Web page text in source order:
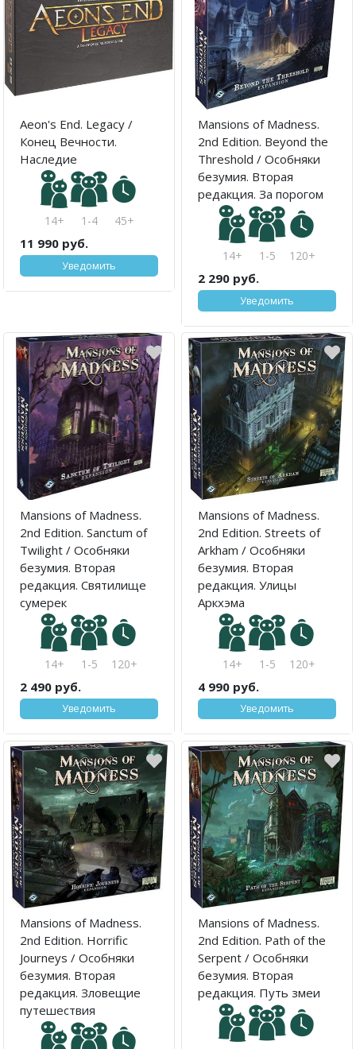
Aeon's End. Legacy /
Конец Вечности.
Наследие
14+ 1-4 45+
11 990 руб.
Уведомить
Mansions of Madness.
2nd Edition. Beyond the
Threshold / Особняки
безумия. Вторая
редакция. За порогом
14+ 1-5 120+
2 290 руб.
Уведомить
Mansions of Madness.
2nd Edition. Sanctum of
Twilight / Особняки
безумия. Вторая
редакция. Святилище
сумерек
14+ 1-5 120+
2 490 руб.
Уведомить
Mansions of Madness.
2nd Edition. Streets of
Arkham / Особняки
безумия. Вторая
редакция. Улицы
Аркхэма
14+ 1-5 120+
4 990 руб.
Уведомить
Mansions of Madness.
2nd Edition. Horrific
Journeys / Особняки
безумия. Вторая
редакция. Зловещие
путешествия
Mansions of Madness.
2nd Edition. Path of the
Serpent / Особняки
безумия. Вторая
редакция. Путь змеи